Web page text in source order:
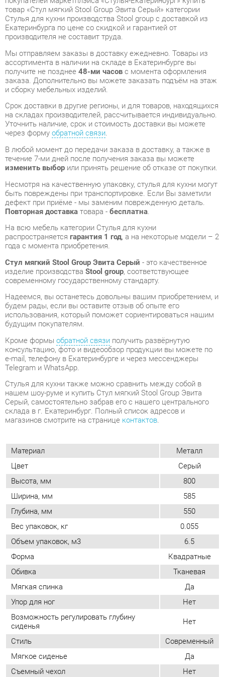
Мы отправляем заказы в доставку ежедневно. Товары из
ассортимента в наличии на складе в Екатеринбурге вы
получите не позднее48-ми часовс момента оформления
заказа. Дополнительно вы можете заказать подъём на этаж
и сборку мебельных изделий.
Срок доставки в другие регионы, и для товаров, находящихся
на складах производителей, рассчитывается индивидуально.
Уточнить наличие, срок и стоимость доставки вы можете
через формуобратной связи.
В любой момент до передачи заказа в доставку, а также в
течение 7-ми дней после получения заказа вы можете
изменить выборили принять решение об отказе от покупки.
Несмотря на качественную упаковку, стулья для кухни могут
быть повреждены при транспортировке. Если Вы заметили
дефект при приёме - мы заменим поврежденную деталь.
Повторная доставкатовара -бесплатна .
На всю мебель категории Стулья для кухни
распространяется гарантия 1 год, а на некоторые модели – 2
года с момента приобретения.
Стул мягкий Stool Group Эвита Серый- это качественное
изделие производстваStool group, соответствующее
современному государственному стандарту.
Надеемся, вы останетесь довольны вашим приобретением, и
будем рады, если вы оставите отзыв об опыте его
использования, который поможет сориентироваться нашим
будущим покупателям.
консультацию, фото и видеообзор продукции вы можете по
e-mail, телефону в Екатеринбурге и через мессенджеры
Telegram и WhatsApp.
нашем шоу-руме и купить Стул мягкий Stool Group Эвита
Серый, самостоятельно забрав его с нашего центрального
склада в г. Екатеринбург. Полный список адресов и
магазинов смотрите на странице
Материал
Металл
Цвет
Серый
Высота, мм
Глубина, мм
550
Вес упаковок, кг
0.055
Объем упаковок, м3
6.5
Форма
Квадратные
Обивка
Тканевая
Мягкая спинка
Да
Упор для ног
Нет
Возможность регулировать глубину
сиденья Нет
Стиль
Современный
Мягкое сиденье
Да
Съемный чехол
Нет
Возможность регулировать высоту
сиденья
Нет
ОТЗЫВЫ
Пока нет отзывов, поделитесь первым своим мнением.